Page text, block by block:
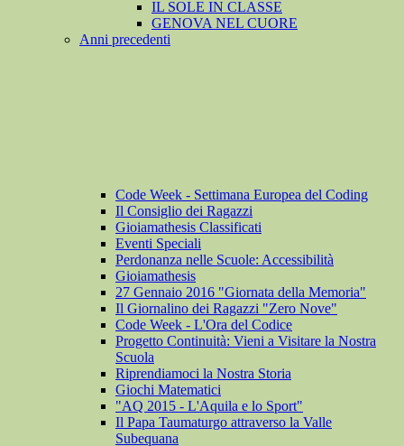
IL SOLE IN CLASSE
GENOVA NEL CUORE
Anni precedenti
Code Week - Settimana Europea del Coding
Il Consiglio dei Ragazzi
Gioiamathesis Classificati
Eventi Speciali
Perdonanza nelle Scuole: Accessibilità
Gioiamathesis
27 Gennaio 2016 "Giornata della Memoria"
Il Giornalino dei Ragazzi "Zero Nove"
Code Week - L'Ora del Codice
Progetto Continuità: Vieni a Visitare la Nostra
Scuola
Riprendiamoci la Nostra Storia
Giochi Matematici
"AQ 2015 - L'Aquila e lo Sport"
Il Papa Taumaturgo attraverso la Valle
Subequana